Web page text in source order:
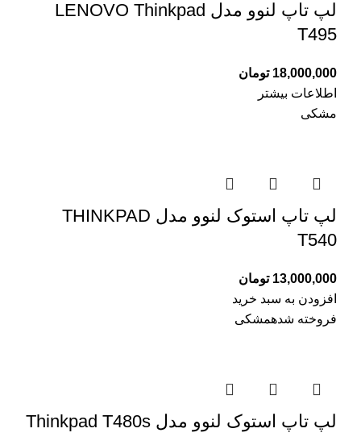
لپ تاپ لنوو مدل LENOVO Thinkpad
T495
18,000,000 تومان
اطلاعات بیشتر
مشکی
لپ تاپ استوک لنوو مدل THINKPAD
T540
13,000,000 تومان
افزودن به سبد خرید
فروخته شدهمشکی
لپ تاپ استوک لنوو مدل Thinkpad T480s